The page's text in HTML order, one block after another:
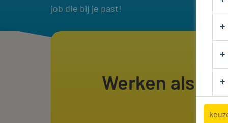
job die bij je past!
Werken als...